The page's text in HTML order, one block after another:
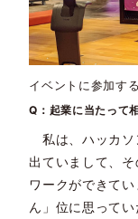
イベントに参加す
Q：起業に当たって
私は、ハッカソ
出ていまして、
ワークができて
ん」位に思って